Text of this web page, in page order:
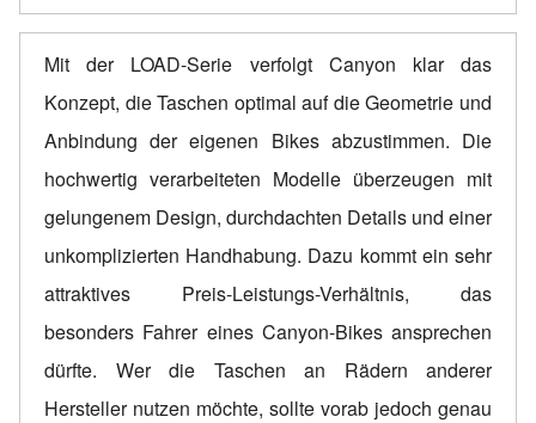
Mit der LOAD-Serie verfolgt Canyon klar das
Konzept, die Taschen optimal auf die Geometrie und
Anbindung der eigenen Bikes abzustimmen. Die
hochwertig verarbeiteten Modelle überzeugen mit
gelungenem Design, durchdachten Details und einer
unkomplizierten Handhabung. Dazu kommt ein sehr
attraktives Preis-Leistungs-Verhältnis, das
besonders Fahrer eines Canyon-Bikes ansprechen
dürfte. Wer die Taschen an Rädern anderer
Hersteller nutzen möchte, sollte vorab jedoch genau